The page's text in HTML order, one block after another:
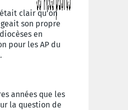
clair qu’on
son propre
en
pour les AP du
années que les
la question de